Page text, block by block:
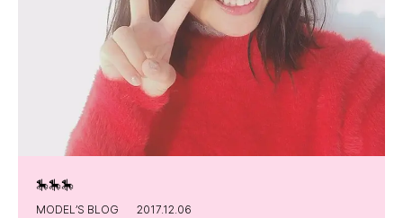
🎠🎠🎠
MODEL’S BLOG
2017.12.06